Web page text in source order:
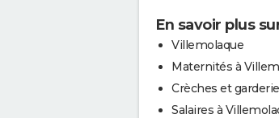
En savoir plus
Villemolaque
Maternités à
Crèches et
Salaires à